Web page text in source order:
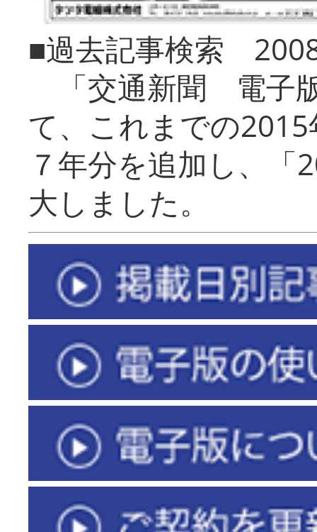
■過去記事検索
「交通新聞 電子
て、これまでの
７年分を追加し、「
大しまし